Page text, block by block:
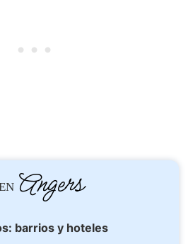
Angers
barrios y hoteles